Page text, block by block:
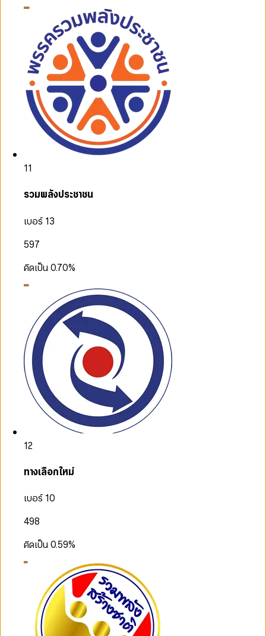
11
รวมพลังประชาชน
เบอร์ 13
597
คิดเป็น0.70%
12
ทางเลือกใหม่
เบอร์ 10
498
คิดเป็น0.59%